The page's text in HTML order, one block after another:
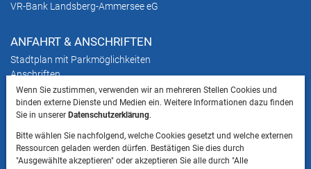
VR-Bank Landsberg-Ammersee eG
ANFAHRT & ANSCHRIFTEN
Stadtplan mit Parkmöglichkeiten
Anschriften
HINWEIS
ins Landratsamt Landsberg am Lech NICHT
gestattet ist.
Wenn Sie zustimmen, verwenden wir an mehreren Stellen Cookies und
binden externe Dienste und Medien ein. Weitere Informationen dazu finden
Sie in unsererDatenschutzerklärung.
Bitte wählen Sie nachfolgend, welche Cookies gesetzt und welche externen
Ressourcen geladen werden dürfen. Bestätigen Sie dies durch
"Ausgewählte akzeptieren" oder akzeptieren Sie alle durch "Alle